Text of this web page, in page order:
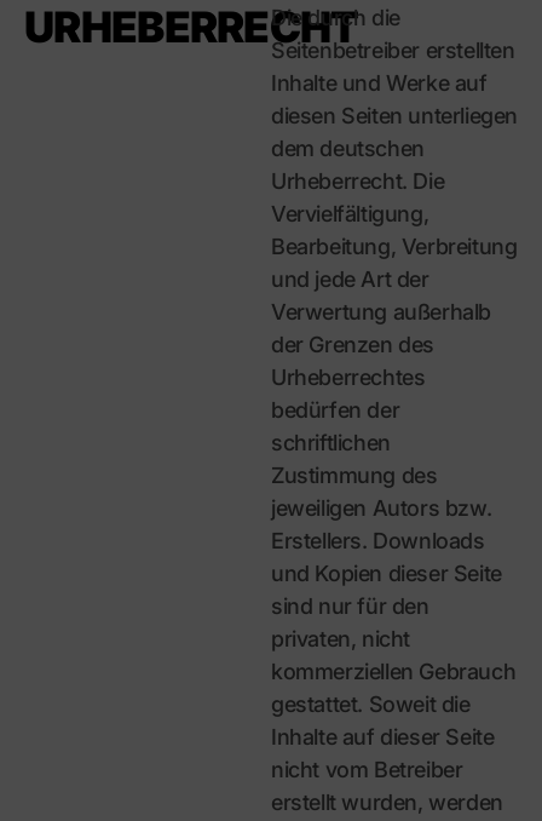
URHEBERRECHT
Die durch die
Seitenbetreiber erstellten
Inhalte und Werke auf
diesen Seiten unterliegen
dem deutschen
Urheberrecht. Die
Vervielfältigung,
Bearbeitung, Verbreitung
und jede Art der
Verwertung außerhalb
der Grenzen des
Urheberrechtes
bedürfen der
schriftlichen
Zustimmung des
jeweiligen Autors bzw.
Erstellers. Downloads
und Kopien dieser Seite
sind nur für den
privaten, nicht
kommerziellen Gebrauch
gestattet. Soweit die
Inhalte auf dieser Seite
nicht vom Betreiber
erstellt wurden, werden